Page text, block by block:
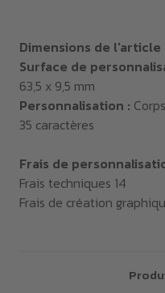
Dimensions de l'article
Surface de
63,5 x 9,5 mm
Personnalisation :
35 caractères
Frais de
Frais techniques 14
Frais de création